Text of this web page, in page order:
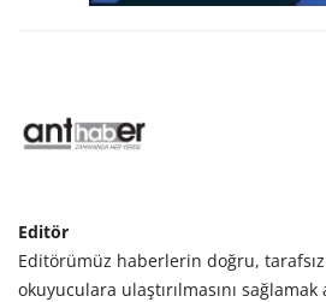
Editör
Editörümüz haberlerin doğru, tarafsız
okuyuculara ulaştırılmasını